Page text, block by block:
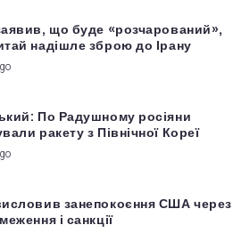
що буде «розчарований»,
надішле зброю до Ірану
По Радушному росіяни
ракету з Північної Кореї
занепокоєння США через
і санкції